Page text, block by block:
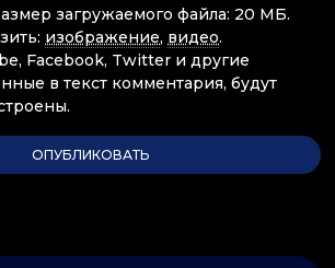
загружаемого файла: 20 МБ.
изображение, видео.
Facebook, Twitter и другие
в текст комментария, будут